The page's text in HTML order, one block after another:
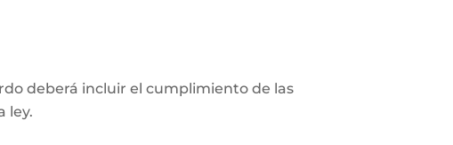
deberá incluir el cumplimiento de las
ley.